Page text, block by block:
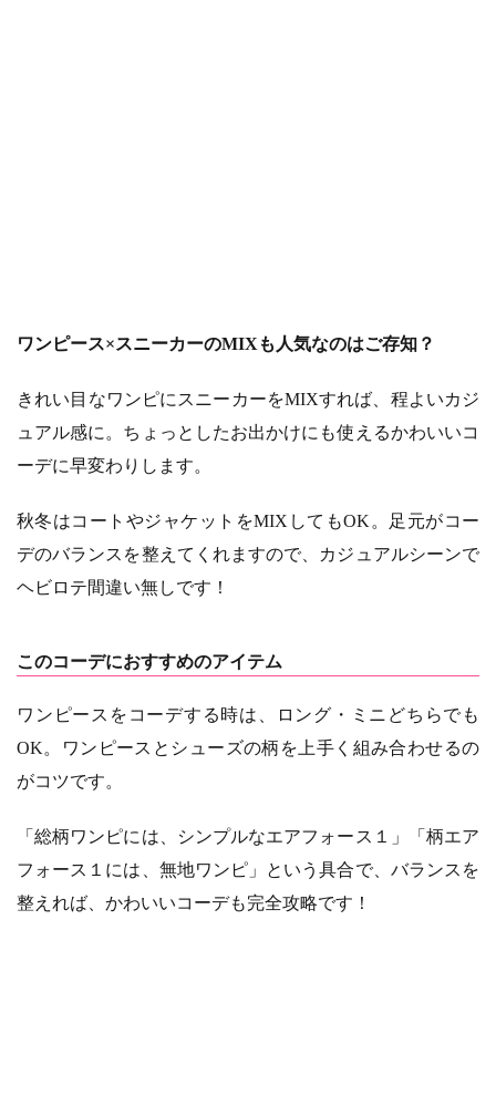
ワンピース×スニーカーのMIXも人気なのはご存知？
きれい目なワンピにスニーカーをMIXすれば、程よいカジ
ュアル感に。ちょっとしたお出かけにも使えるかわいいコ
ーデに早変わりします。
秋冬はコートやジャケットをMIXしてもOK。足元がコー
デのバランスを整えてくれますので、カジュアルシーンで
ヘビロテ間違い無しです！
このコーデにおすすめのアイテム
ワンピースをコーデする時は、ロング・ミニどちらでも
OK。ワンピースとシューズの柄を上手く組み合わせるの
がコツです。
「総柄ワンピには、シンプルなエアフォース１」「柄エア
フォース１には、無地ワンピ」という具合で、バランスを
整えれば、かわいいコーデも完全攻略です！